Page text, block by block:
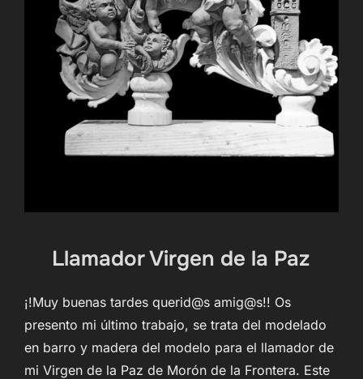
Llamador Virgen de la Paz
¡!Muy buenas tardes querid@s amig@s!! Os
presento mi último trabajo, se trata del modelado
en barro y madera del modelo para el llamador de
mi Virgen de la Paz de Morón de la Frontera. Este